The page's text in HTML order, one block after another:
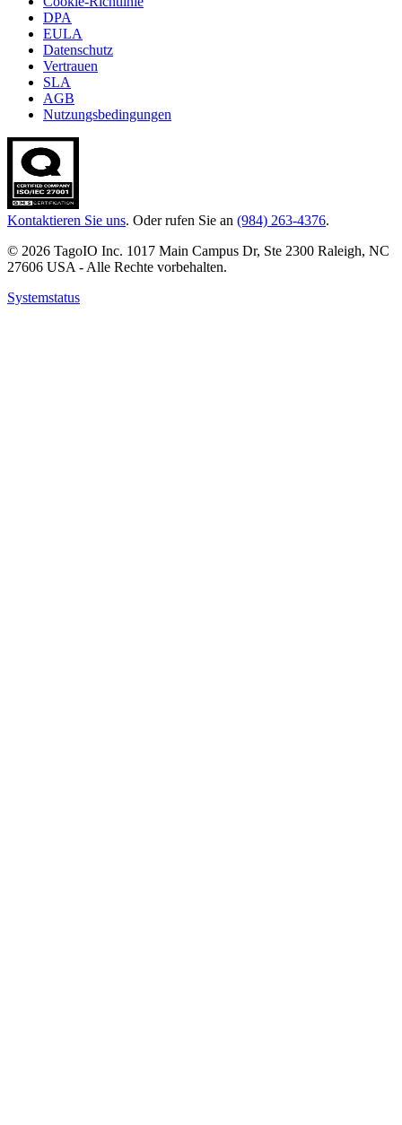
DPA
EULA
Datenschutz
Vertrauen
SLA
AGB
Nutzungsbedingungen
Kontaktieren Sie uns. Oder rufen Sie an (984) 263-4376.
© 2026 TagoIO Inc. 1017 Main Campus Dr, Ste 2300 Raleigh, NC
27606 USA - Alle Rechte vorbehalten.
Systemstatus